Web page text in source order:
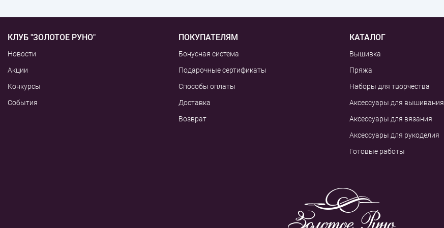
КЛУБ "ЗОЛОТОЕ РУНО"
Новости
Акции
Конкурсы
События
ПОКУПАТЕЛЯМ
Бонусная система
Подарочные сертификаты
Способы оплаты
Доставка
Возврат
КАТАЛОГ
Вышивка
Пряжа
Наборы для творчества
Аксессуары для вышивания
Аксессуары для вязания
Аксессуары для рукоделия
Готовые работы